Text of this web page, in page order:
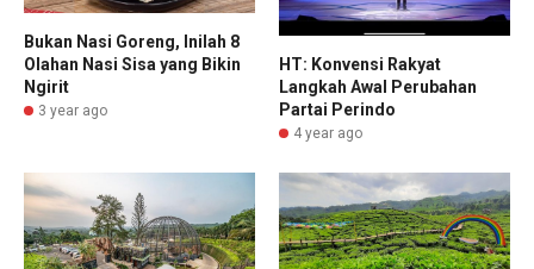
Bukan Nasi Goreng, Inilah 8
Olahan Nasi Sisa yang Bikin
Ngirit
3 year ago
HT: Konvensi Rakyat
Langkah Awal Perubahan
Partai Perindo
4 year ago